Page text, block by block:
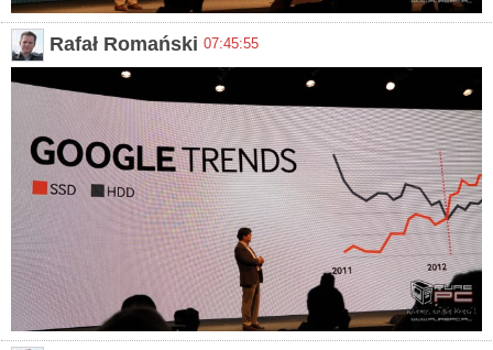
Rafał Romański 07:45:55